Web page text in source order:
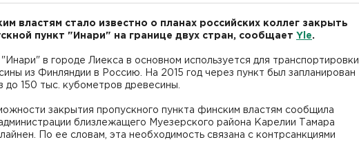
властям стало известно о планах российских коллег закрыть
пункт "Инари" на границе двух стран, сообщает Yle.
"Инари" в городе Лиекса в основном используется для транспортировки
из Финляндии в Россию. На 2015 год через пункт был запланирован
до 150 тыс. кубометров древесины.
закрытия пропускного пункта финским властям сообщила
близлежащего Муезерского района Карелии Тамара
По ее словам, эта необходимость связана с контрсанкциями